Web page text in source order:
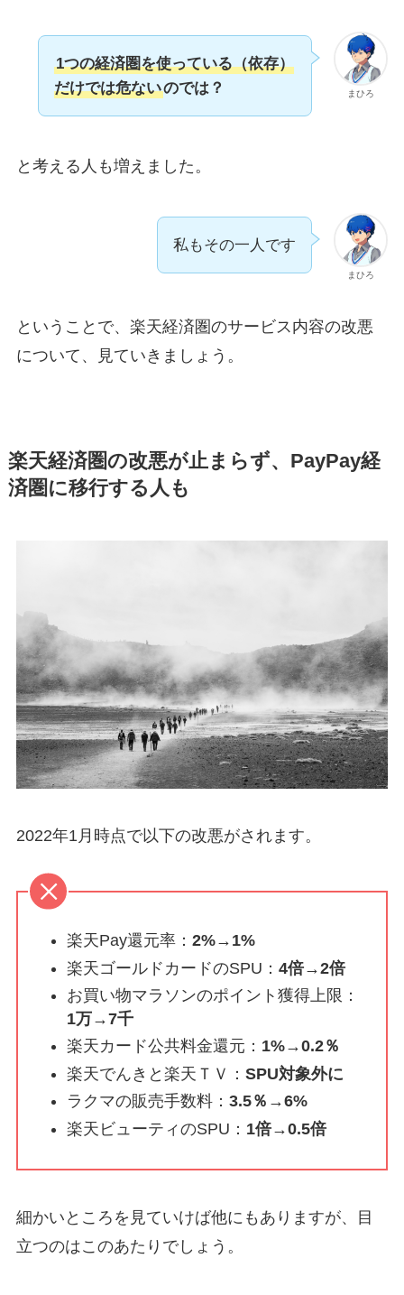
まひろ
1つの経済圏を使っている（依存）
だけでは危ないのでは？
と考える人も増えました。
まひろ
私もその一人です
ということで、楽天経済圏のサービス内容の改悪
について、見ていきましょう。
楽天経済圏の改悪が止まらず、PayPay経
済圏に移行する人も
2022年1月時点で以下の改悪がされます。
楽天Pay還元率： 2%→1%
楽天ゴールドカードのSPU： 4倍→2倍
お買い物マラソンのポイント獲得上限：
1万→7千
楽天カード公共料金還元： 1%→0.2％
楽天でんきと楽天ＴＶ： SPU対象外に
ラクマの販売手数料： 3.5％→6%
楽天ビューティのSPU： 1倍→0.5倍
細かいところを見ていけば他にもありますが、目
立つのはこのあたりでしょう。